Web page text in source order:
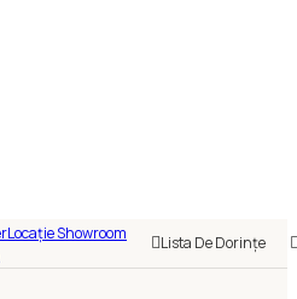
Locație Showroom
Lista De Dorințe